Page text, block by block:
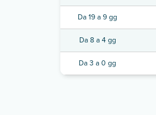
Da 19 a 9 gg
Da 8 a 4 gg
Da 3 a 0 gg